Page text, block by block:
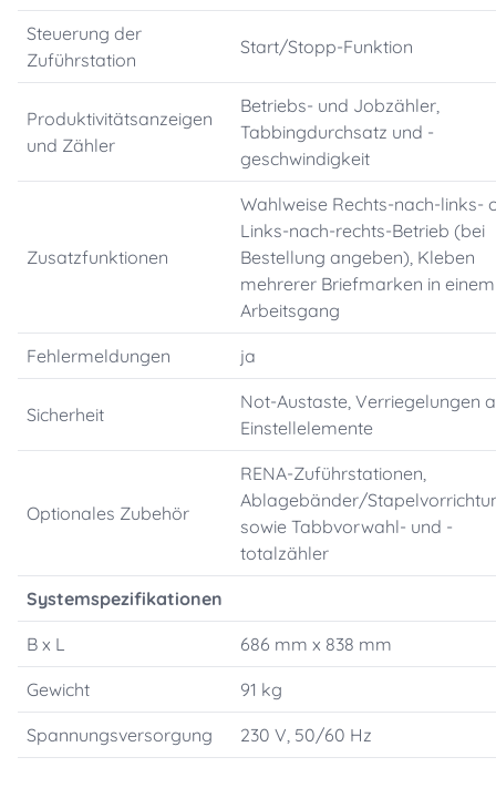
Steuerung der
Zuführstation
Start/Stopp-Funktion
Produktivitätsanzeigen
und Zähler
Betriebs- und Jobzähler,
Tabbingdurchsatz und -
geschwindigkeit
Zusatzfunktionen
Wahlweise Rechts-nach-links-
Links-nach-rechts-Betrieb (bei
Bestellung angeben), Kleben
mehrerer Briefmarken in einem
Arbeitsgang
Fehlermeldungen ja
Sicherheit
Not-Austaste, Verriegelungen
Einstellelemente
Optionales Zubehör
RENA-Zuführstationen,
Ablagebänder/
sowie Tabbvorwahl- und -
totalzähler
Systemspezifikationen
B x L 686 mm x 838 mm
Gewicht 91 kg
Spannungsversorgung 230 V, 50/60 Hz